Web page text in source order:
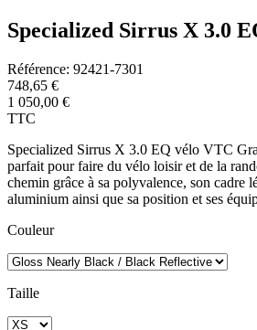
Specialized Sirrus X 3.0
Référence: 92421-7301
748,65 €
1 050,00 €
TTC
Specialized Sirrus X 3.0 EQ vélo VTC
parfait pour faire du vélo loisir et de la
chemin grâce à sa polyvalence, son cadre
aluminium ainsi que sa position et ses
Couleur
Taille